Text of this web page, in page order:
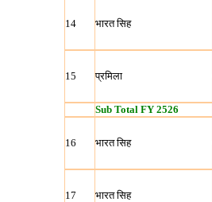
14 भारत सिह
15 प्रमिला
Sub Total FY 2526
16 भारत सिह
17 भारत सिह